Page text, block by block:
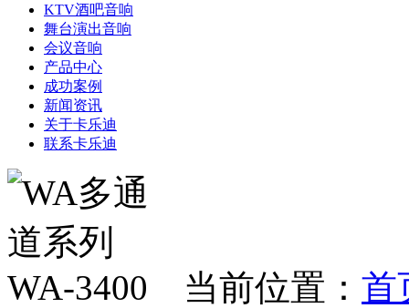
KTV酒吧音响
舞台演出音响
会议音响
产品中心
成功案例
新闻资讯
关于卡乐迪
联系卡乐迪
当前位置： 首